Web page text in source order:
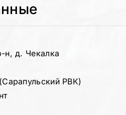
н, д. Чекалка
РВК)